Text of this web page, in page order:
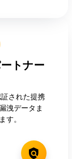
トナー
された提携
洩データま
す。